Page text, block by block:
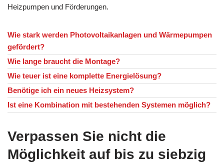
Heizpumpen und Förderungen.
Wie stark werden Photovoltaikanlagen und Wärmepumpen
gefördert?
Wie lange braucht die Montage?
Wie teuer ist eine komplette Energielösung?
Benötige ich ein neues Heizsystem?
Ist eine Kombination mit bestehenden Systemen möglich?
Verpassen Sie nicht die
Möglichkeit auf bis zu siebzig